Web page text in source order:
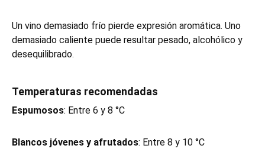
Un vino demasiado frío pierde expresión aromática. Uno
demasiado caliente puede resultar pesado, alcohólico y
desequilibrado.
Temperaturas recomendadas
Espumosos: Entre 6 y 8 °C
Blancos jóvenes y afrutados: Entre 8 y 10 °C